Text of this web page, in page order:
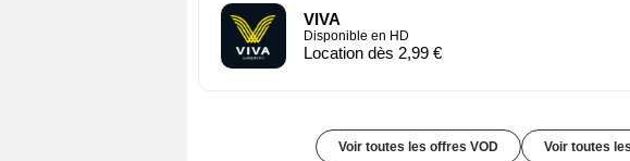
VIVA
Disponible en HD
Location dès 2,99 €
Voir toutes les offres VOD Voir toutes